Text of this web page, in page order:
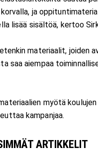
ja
lisää sisältöä, kertoo
materiaalit, joiden
saa aiempaa
myötä
kampanjaa.
ARTIKKELIT